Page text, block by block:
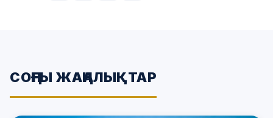
СОҢҒЫ ЖАҢАЛЫҚТАР